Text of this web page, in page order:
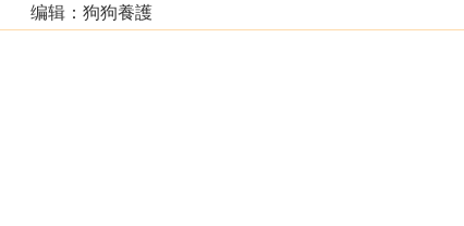
编辑：狗狗養護